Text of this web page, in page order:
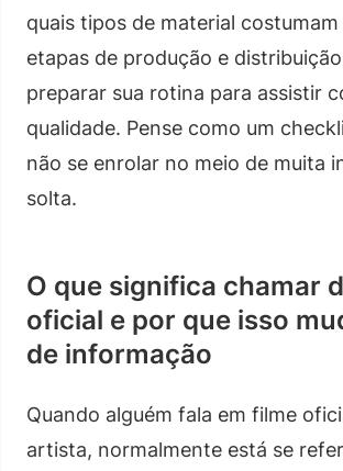
quais tipos de material
etapas de produção e
preparar sua rotina para assistir
qualidade. Pense como um
não se enrolar no meio de muita
solta.
O que significa chamar
oficial e por que isso
de informação
Quando alguém fala em filme
artista, normalmente está se